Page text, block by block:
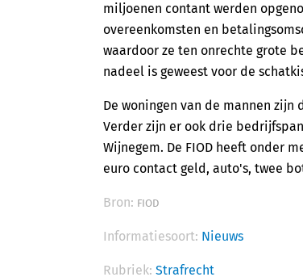
miljoenen contant werden
overeenkomsten en
waardoor ze ten onrechte grote
nadeel is geweest voor de
De woningen van de mannen
Verder zijn er ook drie
Wijnegem. De FIOD heeft onder
euro contact geld, auto's, twee
Bron: FIOD
Informatiesoort: Nieuws
Rubriek: Strafrecht